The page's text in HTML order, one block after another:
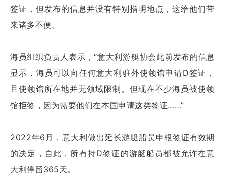
签证，但发布的信息并没有特别指明地点，这给他们带
来诸多不便。
海员组织负责人表示，“意大利游艇协会此前发布的信息
显示，海员可以向任何意大利驻外使领馆申请D签证，
且使领馆所在地并无领域限制。但现在不少海员被使领
馆拒签，因为需要他们在本国申请这类签证……”
2022年6月，意大利做出延长游艇船员申根签证有效期
的决定，自此，所有持D签证的游艇船员都被允许在意
大利停留365天。